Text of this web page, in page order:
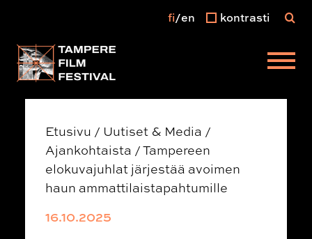
Päävalikko
fi en kontrasti
Etusivu / Uutiset & Media /
Ajankohtaista /Tampereen
elokuvajuhlat järjestää avoimen
haun ammattilaistapahtumille
16.10.2025